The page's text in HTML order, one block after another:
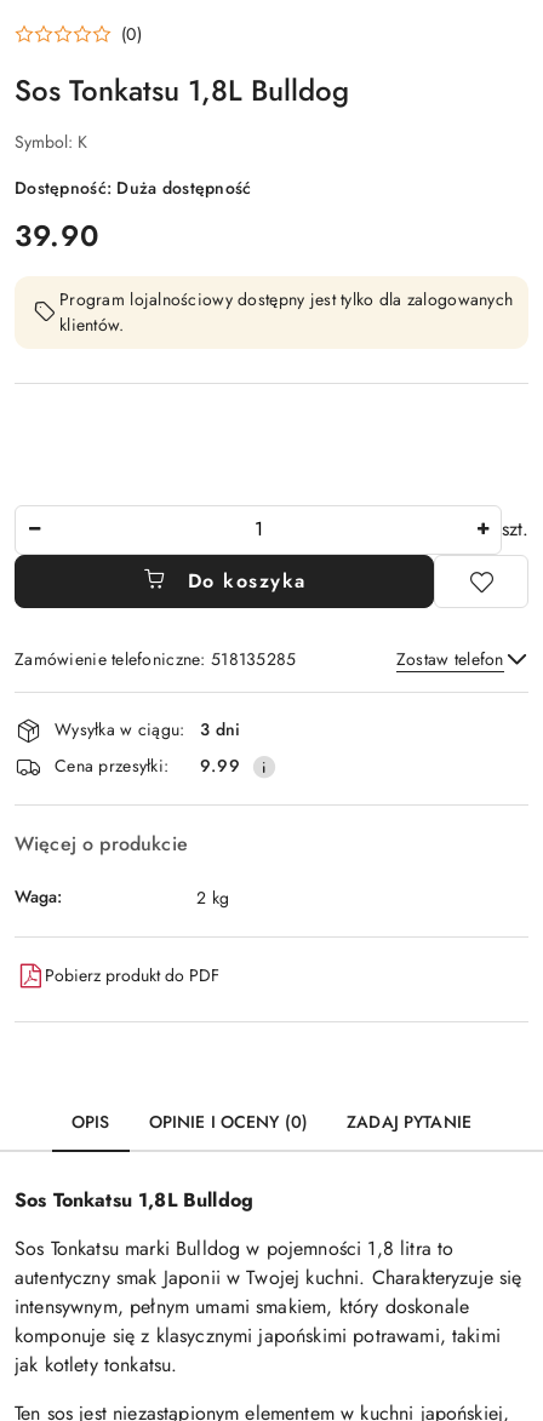
(0)
Sos Tonkatsu 1,8L Bulldog
Symbol: K
Dostępność: Duża dostępność
cena:
39.90
Program lojalnościowy dostępny jest tylko dla zalogowanych
klientów.
szt.
Do koszyka
Zamówienie telefoniczne: 518135285 Zostaw telefon
Wyślij
Dostępność
i
dostawa
Wysyłka w ciągu:
3 dni
Cena przesyłki:
9.99
Więcej o produkcie
Waga: 2 kg
Pobierz produkt do PDF
OPIS OPINIE I OCENY (0) ZADAJ PYTANIE
Sos Tonkatsu 1,8L Bulldog
Sos Tonkatsu marki Bulldog w pojemności 1,8 litra to
autentyczny smak Japonii w Twojej kuchni. Charakteryzuje się
intensywnym, pełnym umami smakiem, który doskonale
komponuje się z klasycznymi japońskimi potrawami, takimi
jak kotlety tonkatsu.
Ten sos jest niezastąpionym elementem w kuchni japońskiej,